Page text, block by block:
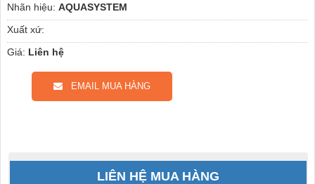
Nhãn hiệu: AQUASYSTEM
Xuất xứ:
Giá: Liên hệ
EMAIL MUA HÀNG
LIÊN HỆ MUA HÀNG